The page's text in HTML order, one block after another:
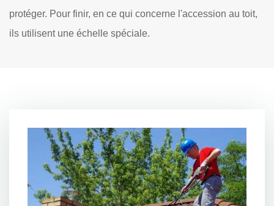
protéger. Pour finir, en ce qui concerne l'accession au toit,
ils utilisent une échelle spéciale.